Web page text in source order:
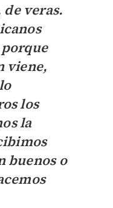
de veras.
viene,
los
la
buenos o